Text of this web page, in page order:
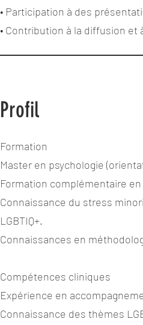
• Participation à des
• Contribution à la diffusion
Profil
Formation
Master en psychologie
Formation complémentaire
Connaissance du stress
LGBTIQ+.
Connaissances en
Compétences cliniques
Expérience en
Connaissance des thèmes